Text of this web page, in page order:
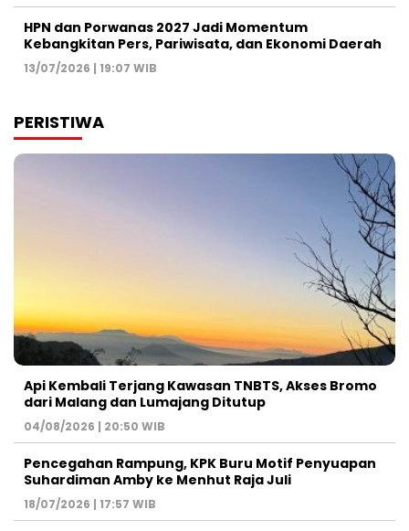
HPN dan Porwanas 2027 Jadi Momentum
Kebangkitan Pers, Pariwisata, dan Ekonomi Daerah
13/07/2026 | 19:07 WIB
PERISTIWA
Api Kembali Terjang Kawasan TNBTS, Akses Bromo
dari Malang dan Lumajang Ditutup
04/08/2026 | 20:50 WIB
Pencegahan Rampung, KPK Buru Motif Penyuapan
Suhardiman Amby ke Menhut Raja Juli
18/07/2026 | 17:57 WIB